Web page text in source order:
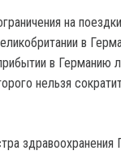
на
в
в
нельзя